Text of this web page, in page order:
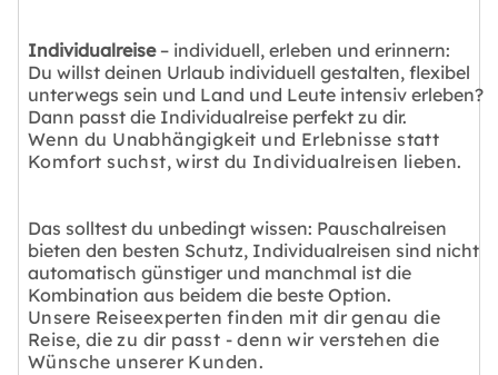
Individualreise– individuell, erleben und erinnern:
Du willst deinen Urlaub individuell gestalten, flexibel
unterwegs sein und Land und Leute intensiv erleben?
Dann passt die Individualreise perfekt zu dir.
Wenn du Unabhängigkeit und Erlebnisse statt
Komfort suchst, wirst du Individualreisen lieben.
Das solltest du unbedingt wissen: Pauschalreisen
bieten den besten Schutz, Individualreisen sind nicht
automatisch günstiger und manchmal ist die
Kombination aus beidem die beste Option.
Unsere Reiseexperten finden mit dir genau die
Reise, die zu dir passt - denn wir verstehen die
Wünsche unserer Kunden.